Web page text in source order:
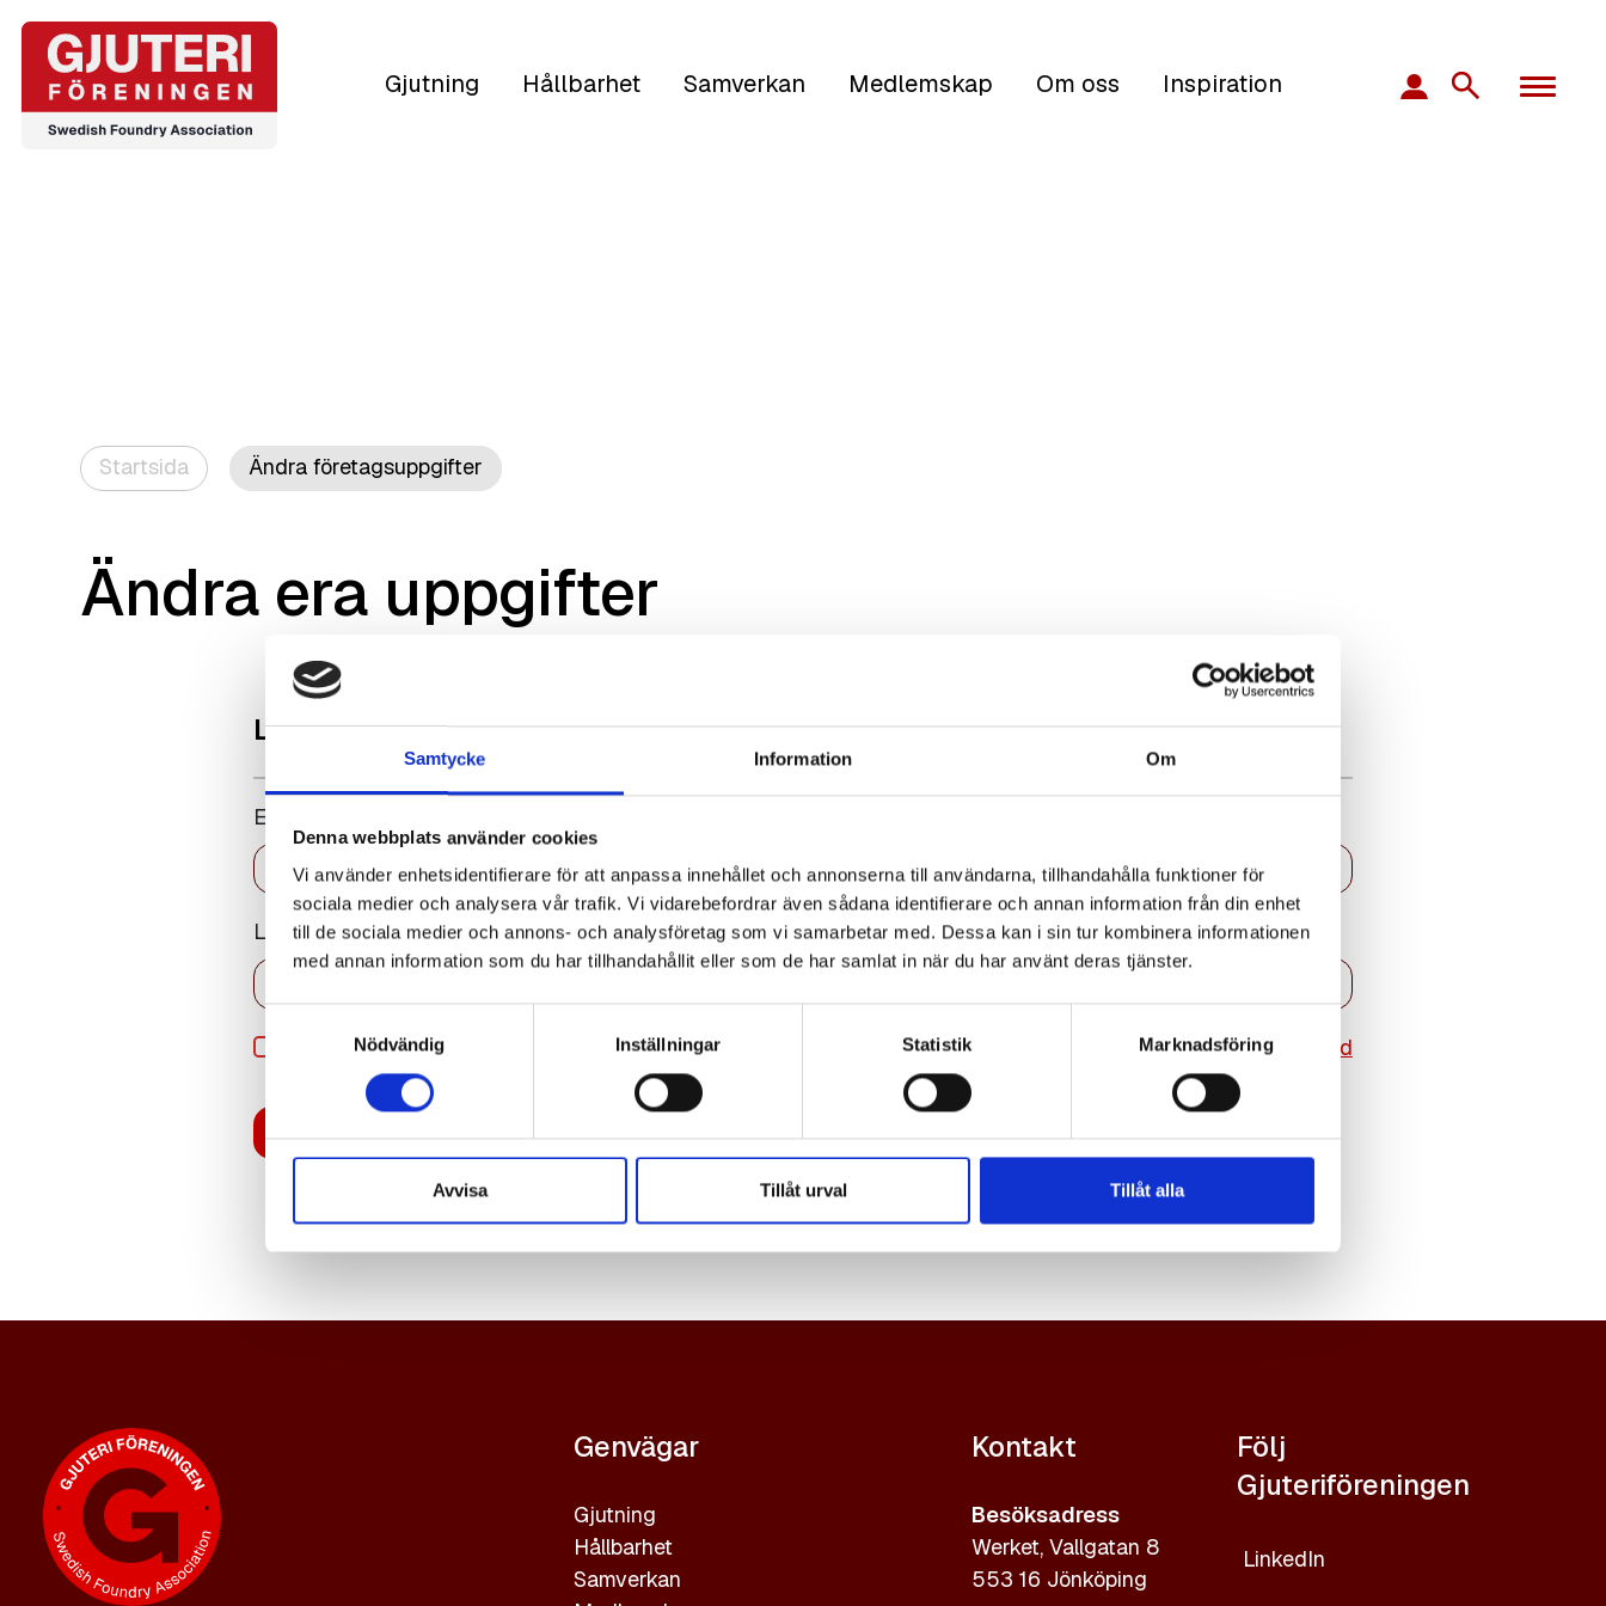
Samtycke Information Om
Denna webbplats använder cookies
Vi använder enhetsidentifierare för att anpassa innehållet och annonserna till användarna, tillhandahålla funktioner för
sociala medier och analysera vår trafik. Vi vidarebefordrar även sådana identifierare och annan information från din enhet
till de sociala medier och annons- och analysföretag som vi samarbetar med. Dessa kan i sin tur kombinera informationen
med annan information som du har tillhandahållit eller som de har samlat in när du har använt deras tjänster.
Nödvändig
Inställningar Statistik Marknadsföring
Avvisa Tillåt urval Tillåt alla
Gjutning Hållbarhet Samverkan Medlemskap Om oss Inspiration
Startsida Ändra företagsuppgifter
Ändra era uppgifter
Logga in
E-post
Lösenord
Kom ihåg mig Återställ lösenord
Logga in
Genvägar
Gjutning
Hållbarhet
Samverkan
Kontakt
Besöksadress
Werket, Vallgatan 8
553 16 Jönköping
Följ
Gjuteriföreningen
LinkedIn